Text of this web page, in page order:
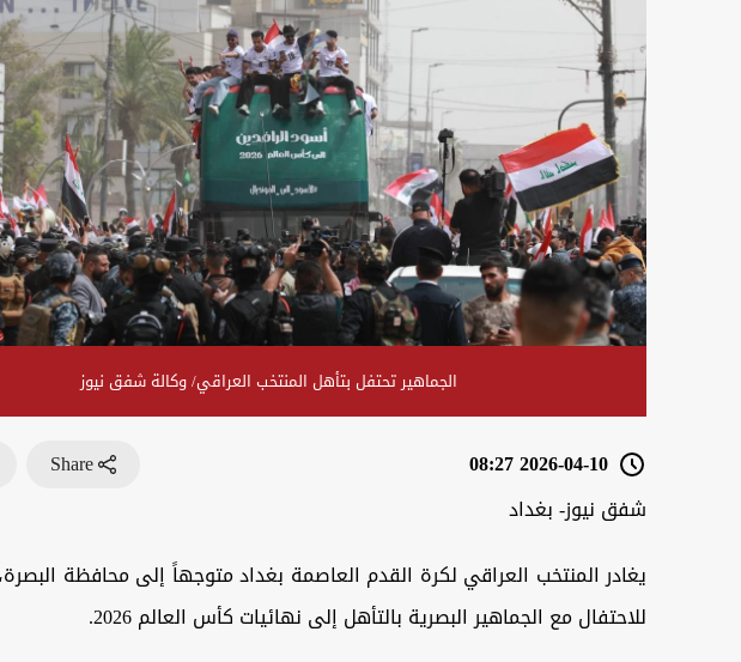
الجماهير تحتفل بتأهل المنتخب العراقي/ وكالة شفق نيوز
2026-04-10 08:27
Share
شفق نيوز- بغداد
يغادر المنتخب العراقي لكرة القدم العاصمة بغداد متوجهاً إلى محافظة
للاحتفال مع الجماهير البصرية بالتأهل إلى نهائيات كأس العالم 2026.